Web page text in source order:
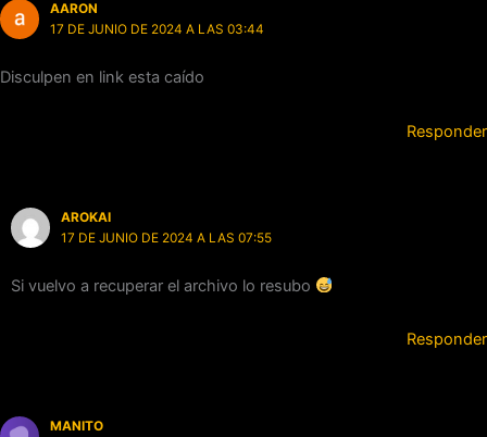
AARON
17 DE JUNIO DE 2024 A LAS 03:44
Disculpen en link esta caído
Responder
AROKAI
17 DE JUNIO DE 2024 A LAS 07:55
Si vuelvo a recuperar el archivo lo resubo
Responder
MANITO